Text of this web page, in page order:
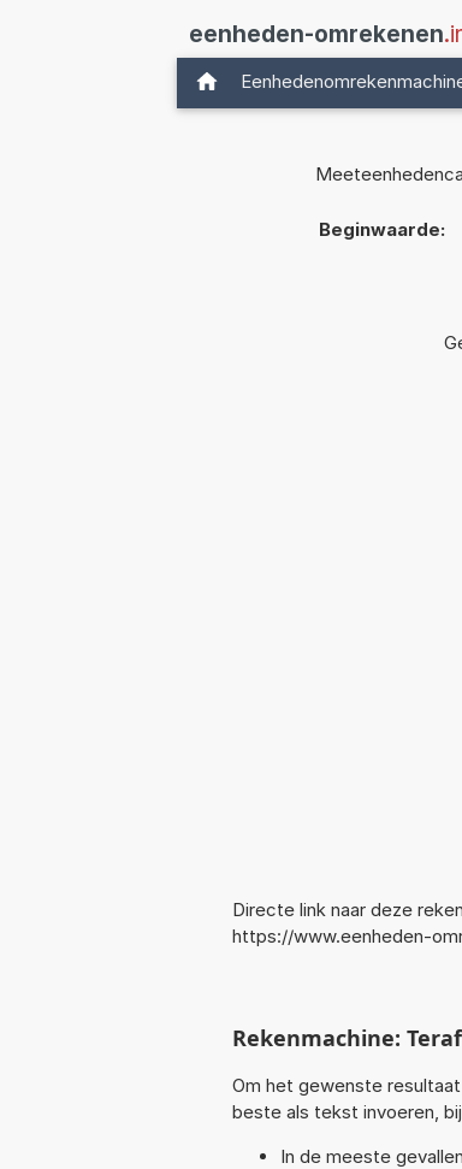
eenheden-omrekenen
Beginwaarde:
Directe link naar deze
https://www.eenheden-
Rekenmachine:
Om het gewenste
beste als tekst invoeren,
In de meeste